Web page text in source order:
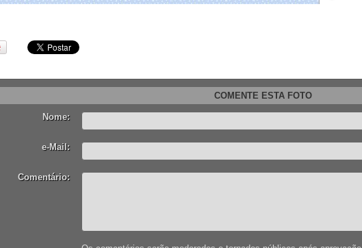
COMENTE ESTA FOTO
Nome:
e-Mail:
Comentário: